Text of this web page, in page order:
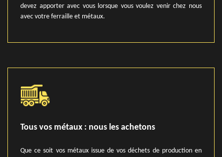
devez apporter avec vous lorsque vous voulez venir chez nous
avec votre ferraille et métaux.
Tous vos métaux : nous les achetons
Que ce soit vos métaux issue de vos déchets de production en